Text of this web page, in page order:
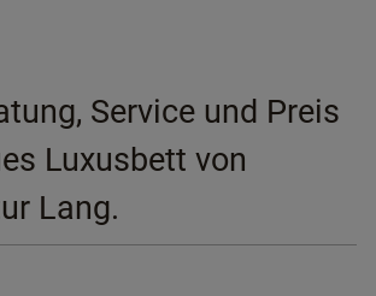
Service und Preis
Luxusbett von
Lang.